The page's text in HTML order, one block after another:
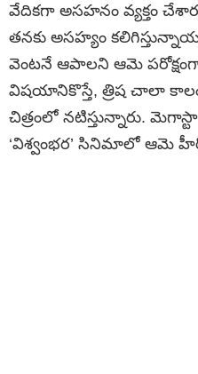
వేదికగా అసహనం వ్యక్తం
తనకు అసహ్యం
వెంటనే ఆపాలని ఆమె
విషయానికొస్తే, త్రిష చాలా
చిత్రంలో నటిస్తున్నారు.
‘విశ్వంభర’ సినిమాలో ఆమె